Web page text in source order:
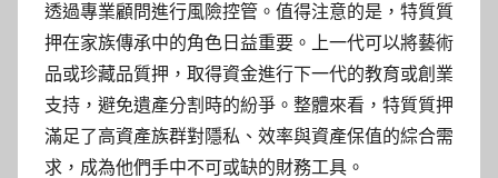
透過專業顧問進行風險控管。值得注意的是，特質質
押在家族傳承中的角色日益重要。上一代可以將藝術
品或珍藏品質押，取得資金進行下一代的教育或創業
支持，避免遺產分割時的紛爭。整體來看，特質質押
滿足了高資產族群對隱私、效率與資產保值的綜合需
求，成為他們手中不可或缺的財務工具。